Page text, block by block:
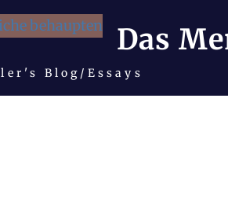
Das
Blog/Essays